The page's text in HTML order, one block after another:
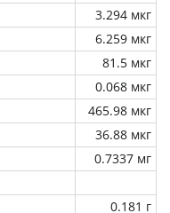
3.294 мкг
6.259 мкг
81.5 мкг
0.068 мкг
465.98 мкг
36.88 мкг
0.7337 мг
0.181 г